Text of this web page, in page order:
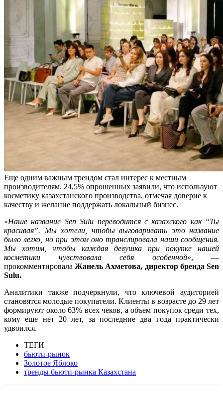
Еще одним важным трендом стал интерес к местным
производителям. 24,5% опрошенных заявили, что используют
косметику казахстанского производства, отмечая доверие к
качеству и желание поддержать локальный бизнес.
«Наше название Sen Sulu переводится с казахского как “Ты
красивая”. Мы хотели, чтобы выговаривать это название
было легко, но при этом оно транслировала наши сообщения.
Мы хотим, чтобы каждая девушка при покупке нашей
косметики чувствовала себя особенной», —
прокомментировалаЖанель Ахметова, директор бренда Sen
Sulu.
Аналитики также подчеркнули, что ключевой аудиторией
становятся молодые покупатели. Клиенты в возрасте до 29 лет
формируют около 63% всех чеков, а объем покупок среди тех,
кому еще нет 20 лет, за последние два года практически
удвоился.
ТЕГИ
бьюти-рынок
Золотое Яблоко
тренды бьюти-рынка Казахстана